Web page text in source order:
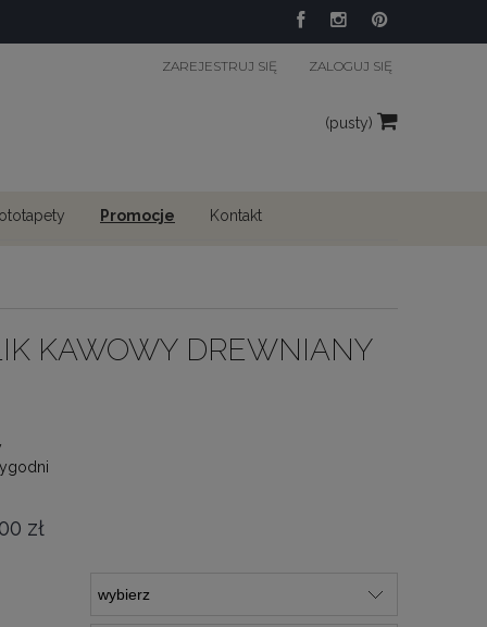
ZAREJESTRUJ SIĘ ZALOGUJ SIĘ
(pusty)
Promocje Kontakt
KAWOWY DREWNIANY
zł